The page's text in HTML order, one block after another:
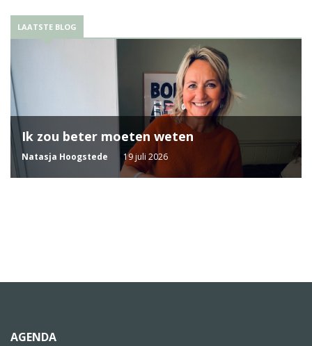
LAATSTE BLOG
Ik zou beter moeten weten
Natasja Hoogstede 19 juli 2026
AGENDA